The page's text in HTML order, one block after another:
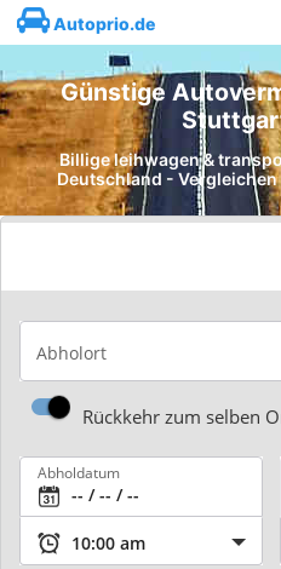
Autoprio.de
Günstige
Billige leihwagen &
Deutschland -
Abholort
Rückkehr zum selben
Abholdatum